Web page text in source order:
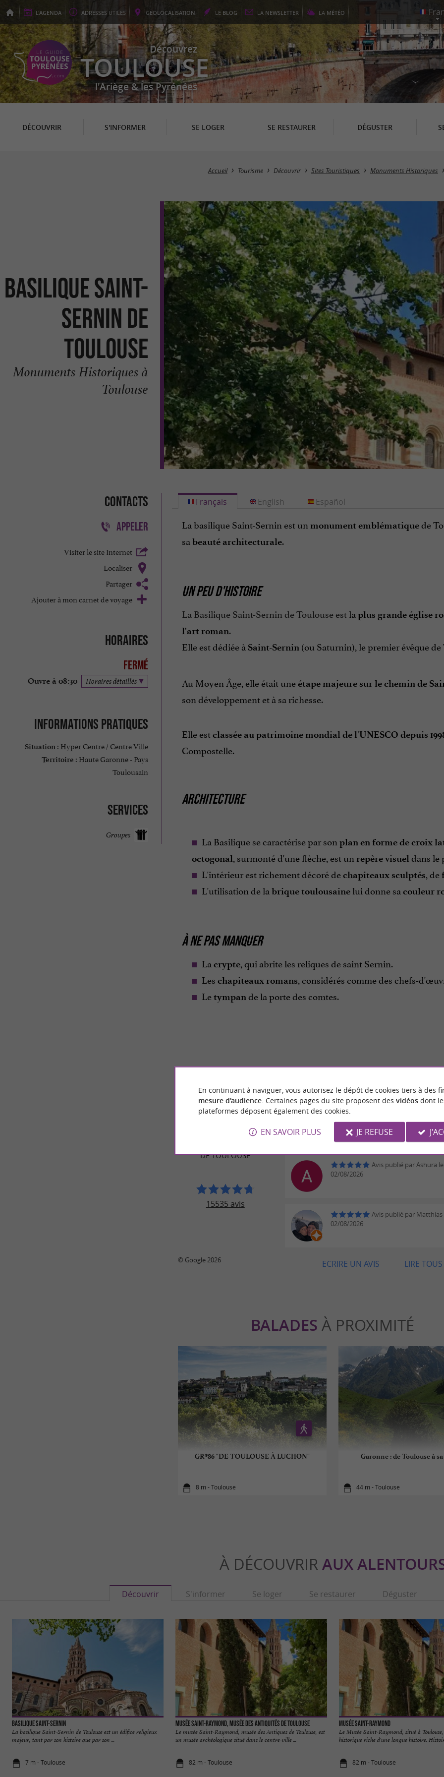
L'AGENDA ADRESSES UTILES GEOLOCALISATION LE BLOG LA NEWSLETTER LA MÉTÉO
Découvrez
TOULOUSE
l'Ariège & les Pyrénées
DÉCOUVRIR S'INFORMER SE LOGER SE RESTAURER DÉGUSTER
Accueil Tourisme Découvrir Sites Touristiques Monuments Historiques
Basilique Saint-
Sernin de
Toulouse
Monuments Historiques à
Toulouse
Contacts
APPELER
Visiter le site Internet
Localiser
Partager
Ajouter à mon carnet de voyage
Horaires
Fermé
Ouvre à 08:30 Horaires détaillés
Informations pratiques
Situation : Hyper Centre / Centre Ville
Territoire : Haute Garonne - Pays
Toulousain
Services
Groupes
Français
La basilique Saint-Sernin est un monument emblématiquede
sa beauté architecturale.
UN PEU D'HISTOIRE
La Basilique Saint-Sernin de Toulouse estla plus grande église
l'art roman.
Elle est dédiée à Saint-Sernin (ou Saturnin), le premier évêque
Au Moyen Âge, elle était uneétape majeure sur le chemin de
son développement et à sa richesse.
Elle estclassée au patrimoine mondial de l'UNESCO depuis
Compostelle.
ARCHITECTURE
La Basilique se caractérise par son plan en forme de croix
octogonal, surmonté d'une flèche, est un repère visuel dans le
L'intérieur est richement décoré dechapiteaux sculptés, de
L'utilisation de la brique toulousainelui donne sacouleur
À NE PAS MANQUER
La crypte, qui abrite les reliques de saint Sernin.
Les chapiteaux romans, considérés comme des chefs-
Letympande la porte des comtes.
English Español
AVIS DES VOYAGEURS
DE TOULOUSE
15535 avis
02/08/2026
Tout simplement magnifique et
Avis publié par Ashura le
02/08/2026
Avis publié par Matthias
02/08/2026
LIRE
ECRIRE UN AVIS
© Google 2026
BALADES À PROXIMITÉ
GR®86 "DE TOULOUSE À LUCHON"
8 m - Toulouse
Garonne : de Toulouse à
44 m - Toulouse
À DÉCOUVRIR AUX
Découvrir S'informer Se loger Se restaurer Déguster
Basilique Saint-Sernin
La basilique Saint-Sernin de Toulouse est un édifice religieux
majeur, tant par son histoire que par son ...
7 m - Toulouse
Musée Saint-Raymond, Musée des Antiquités de Toulouse
Le musée Saint-Raymond, musée des Antiques de Toulouse, est
un musée archéologique situé dans le centre-ville ...
82 m - Toulouse
Musée Saint-Raymond
Le Musée Saint-Raymond, situé à
historique riche d'une longue histoire.
82 m - Toulouse
En continuant à naviguer, vous autorisez le dépôt de cookies tiers à des
mesure d'audience. Certaines pages du site proposent des vidéosdont
plateformes déposent également des cookies.
EN SAVOIR PLUS JE REFUSE